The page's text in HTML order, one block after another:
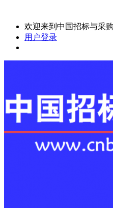
欢迎来到中国招标与采
用户登录